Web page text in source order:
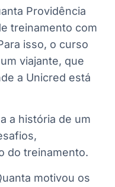
Providência
treinamento com
isso, o curso
viajante, que
a Unicred está
a história de um
do treinamento.
motivou os